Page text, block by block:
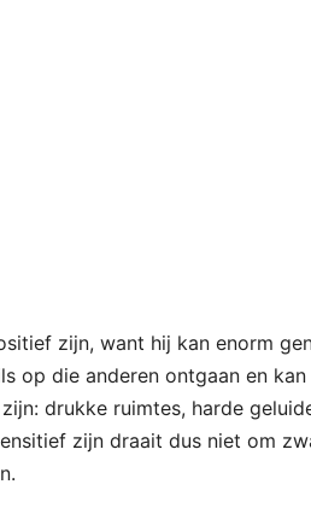
zijn, want hij kan enorm
op die anderen ontgaan en
drukke ruimtes, harde
zijn draait dus niet om